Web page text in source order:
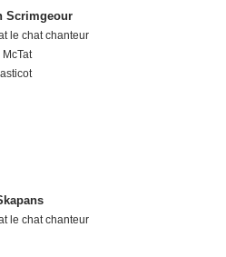
Scrimgeour
le chat chanteur
McTat
le chat chanteur